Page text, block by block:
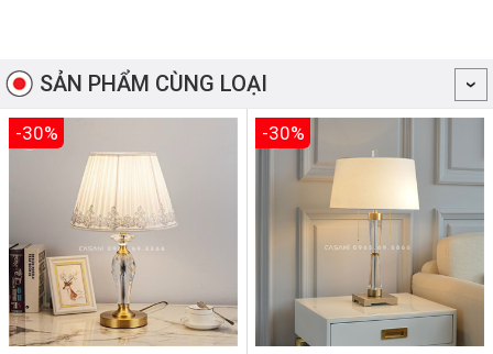
SẢN PHẨM CÙNG LOẠI
-30% -30%